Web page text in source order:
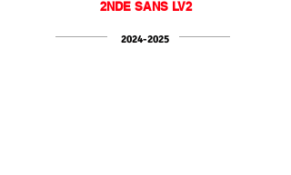
2NDE SANS LV2
2024-2025